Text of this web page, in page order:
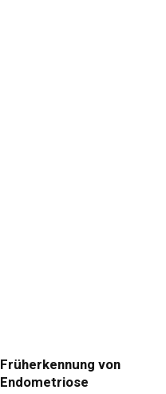
Früherkennung von
Endometriose